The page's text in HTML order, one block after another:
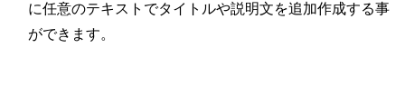
に任意のテキストでタイトルや説明文を追加作成する事
ができます。